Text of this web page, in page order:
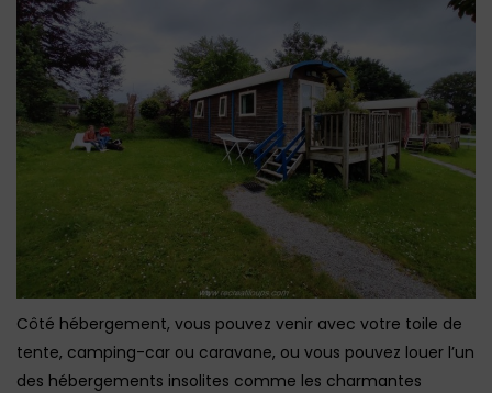
Côté hébergement, vous pouvez venir avec votre toile de
tente, camping-car ou caravane, ou vous pouvez louer l’un
des hébergements insolites comme les charmantes